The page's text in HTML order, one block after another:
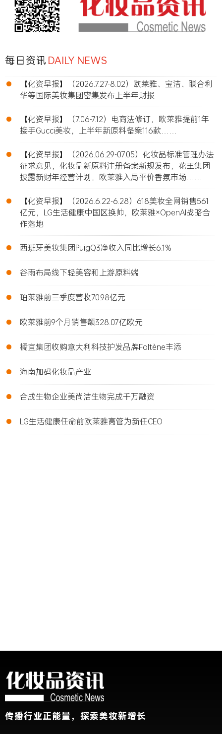
每日资讯DAILY NEWS
•
【化资早报】（2026.7.27-8.02）欧莱雅、宝洁、联合利
华等国际美妆集团密集发布上半年财报
•
【化资早报】（7.06-7.12）电商法修订，欧莱雅提前1年
接手Gucci美妆，上半年新原料备案116款……
•
【化资早报】（2026.06.29-07.05）化妆品标准管理办法
征求意见，化妆品新原料注册备案新规发布，花王集团
披露新财年经营计划，欧莱雅入局平价香氛市场……
•
【化资早报】（2026.6.22-6.28）618美妆全网销售561
亿元，LG生活健康中国区换帅，欧莱雅×OpenAI战略合
作落地
• 西班牙美妆集团PuigQ3净收入同比增长6.1%
• 谷雨布局线下轻美容和上游原料端
• 珀莱雅前三季度营收70.98亿元
• 欧莱雅前9个月销售额328.07亿欧元
• 橘宜集团收购意大利科技护发品牌Foltène丰添
• 海南加码化妆品产业
• 合成生物企业美尚洁生物完成千万融资
• LG生活健康任命前欧莱雅高管为新任CEO
传播行业正能量，探索美妆新增长